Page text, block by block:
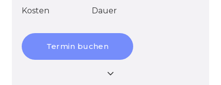
Kosten Dauer
Termin buchen